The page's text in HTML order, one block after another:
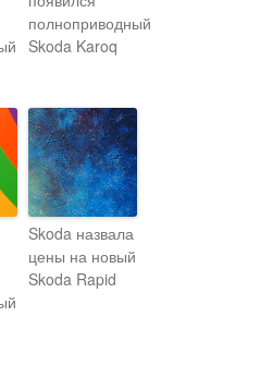
полноприводный
Skoda Karoq
Skoda назвала
цены на новый
Skoda Rapid